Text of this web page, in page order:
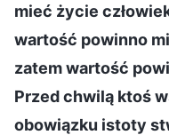
mieć życie
wartość powinno
zatem wartość
Przed chwilą ktoś
obowiązku istoty